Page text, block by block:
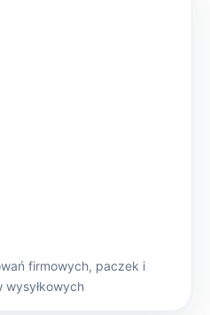
firmowych, paczek i
wysyłkowych